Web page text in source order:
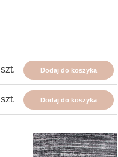
szt. Dodaj do koszyka
szt. Dodaj do koszyka